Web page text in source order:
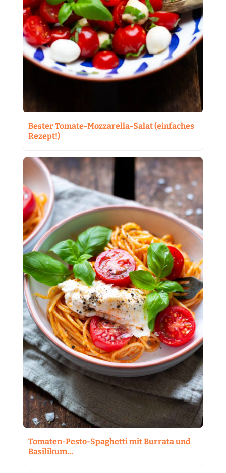
Bester Tomate-Mozzarella-Salat (einfaches
Rezept!)
Tomaten-Pesto-Spaghetti mit Burrata und
Basilikum…